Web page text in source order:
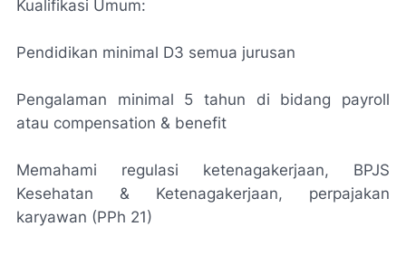
Kualifikasi Umum:
Pendidikan minimal D3 semua jurusan
Pengalaman minimal 5 tahun di bidang payroll
atau compensation & benefit
Memahami regulasi ketenagakerjaan, BPJS
Kesehatan & Ketenagakerjaan, perpajakan
karyawan (PPh 21)